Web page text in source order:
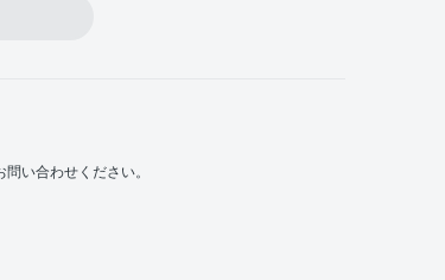
い合わせください。